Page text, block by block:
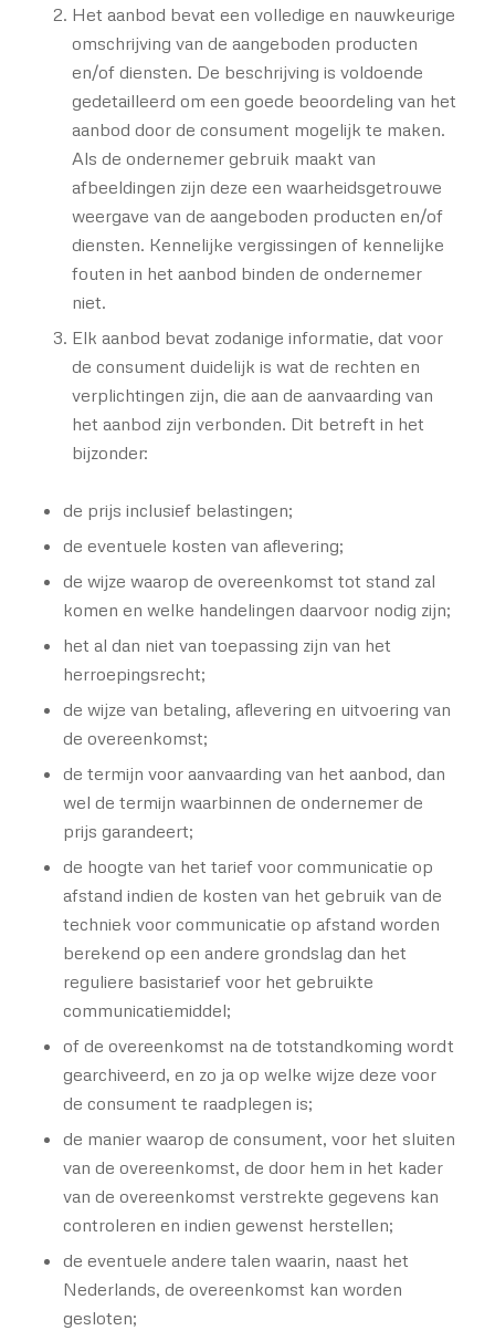
Het aanbod bevat een volledige en nauwkeurige
omschrijving van de aangeboden producten
en/of diensten. De beschrijving is voldoende
gedetailleerd om een goede beoordeling van het
aanbod door de consument mogelijk te maken.
Als de ondernemer gebruik maakt van
afbeeldingen zijn deze een waarheidsgetrouwe
weergave van de aangeboden producten en/of
diensten. Kennelijke vergissingen of kennelijke
fouten in het aanbod binden de ondernemer
niet.
Elk aanbod bevat zodanige informatie, dat voor
de consument duidelijk is wat de rechten en
verplichtingen zijn, die aan de aanvaarding van
het aanbod zijn verbonden. Dit betreft in het
bijzonder:
de prijs inclusief belastingen;
de eventuele kosten van aflevering;
de wijze waarop de overeenkomst tot stand zal
komen en welke handelingen daarvoor nodig zijn;
het al dan niet van toepassing zijn van het
herroepingsrecht;
de wijze van betaling, aflevering en uitvoering van
de overeenkomst;
de termijn voor aanvaarding van het aanbod, dan
wel de termijn waarbinnen de ondernemer de
prijs garandeert;
de hoogte van het tarief voor communicatie op
afstand indien de kosten van het gebruik van de
techniek voor communicatie op afstand worden
berekend op een andere grondslag dan het
reguliere basistarief voor het gebruikte
communicatiemiddel;
of de overeenkomst na de totstandkoming wordt
gearchiveerd, en zo ja op welke wijze deze voor
de consument te raadplegen is;
de manier waarop de consument, voor het sluiten
van de overeenkomst, de door hem in het kader
van de overeenkomst verstrekte gegevens kan
controleren en indien gewenst herstellen;
de eventuele andere talen waarin, naast het
Nederlands, de overeenkomst kan worden
gesloten;